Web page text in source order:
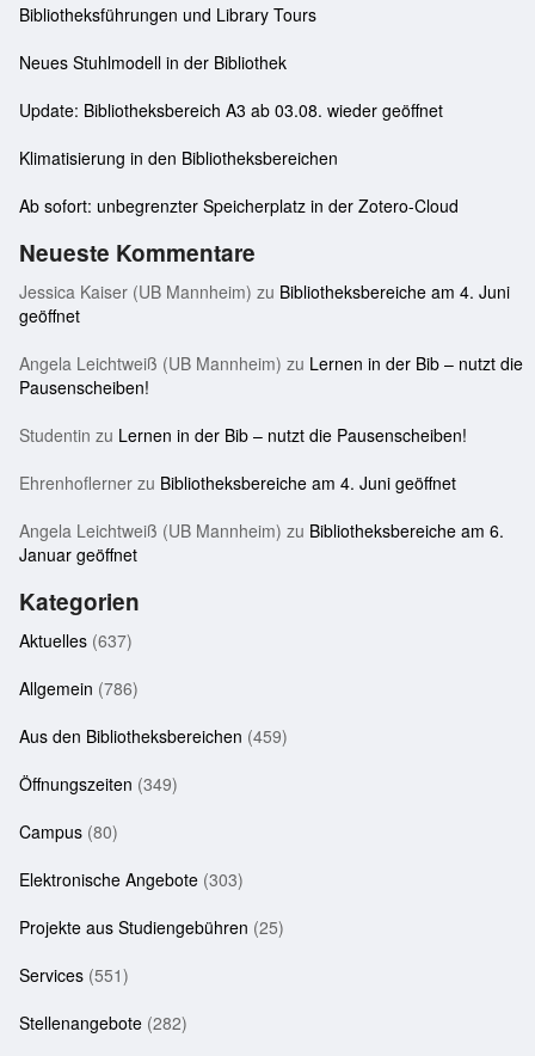
Bibliotheksführungen und Library Tours
Neues Stuhlmodell in der Bibliothek
Update: Bibliotheksbereich A3 ab 03.08. wieder geöffnet
Klimatisierung in den Bibliotheksbereichen
Ab sofort: unbegrenzter Speicherplatz in der Zotero-Cloud
Neueste Kommentare
Jessica Kaiser (UB Mannheim) zu Bibliotheksbereiche am 4. Juni
geöffnet
Angela Leichtweiß (UB Mannheim) zu Lernen in der Bib – nutzt die
Pausenscheiben!
Studentin zu Lernen in der Bib – nutzt die Pausenscheiben!
Ehrenhoflerner zu Bibliotheksbereiche am 4. Juni geöffnet
Angela Leichtweiß (UB Mannheim) zu Bibliotheksbereiche am 6.
Januar geöffnet
Kategorien
Aktuelles (637)
Allgemein (786)
Aus den Bibliotheksbereichen (459)
Öffnungszeiten (349)
Campus (80)
Elektronische Angebote (303)
Projekte aus Studiengebühren (25)
Services (551)
Stellenangebote (282)